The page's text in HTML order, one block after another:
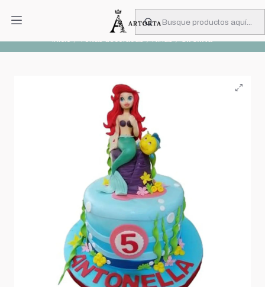
PIDA CON MUCHA ANTICIPACIÓN
Inicio Tortas decoradas Niñas Sirenita